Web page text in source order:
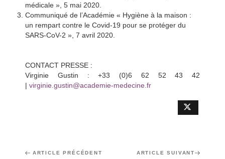
médicale », 5 mai 2020.
Communiqué de l’Académie « Hygiène à la maison :
un rempart contre le Covid-19 pour se protéger du
SARS-CoV-2 », 7 avril 2020.
CONTACT PRESSE :
Virginie Gustin : +33 (0)6 62 52 43 42
| virginie.gustin@academie-medecine.fr
Navigation
Article
ARTICLE PRÉCÉDENT
Article
ARTICLE SUIVANT